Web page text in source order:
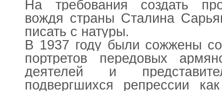
На требования создать
вождя страны Сталина
писать с натуры.
В 1937 году были сожжены
портретов передовых
деятелей и
подвергшихся репрессии